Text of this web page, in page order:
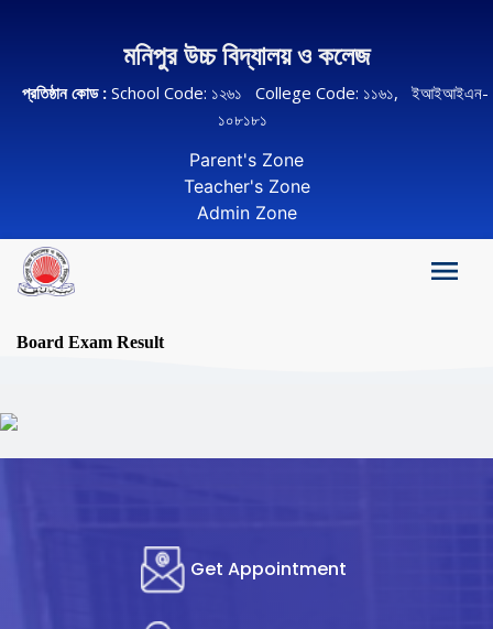
মনিপুর উচ্চ বিদ্যালয় ও কলেজ
প্রতিষ্ঠান কোড : School Code: ১২৬১ College Code: ১১৬১, ইআইআইএন-
১০৮১৮১
Parent's Zone
Teacher's Zone
Admin Zone
Board Exam Result
Get Appointment